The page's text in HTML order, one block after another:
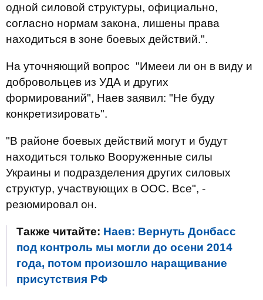
одной силовой структуры, официально,
согласно нормам закона, лишены права
находиться в зоне боевых действий.".
На уточняющий вопрос "Имееи ли он в виду и
добровольцев из УДА и других
формирований", Наев заявил: "Не буду
конкретизировать".
"В районе боевых действий могут и будут
находиться только Вооруженные силы
Украины и подразделения других силовых
структур, участвующих в ООС. Все", -
резюмировал он.
Также читайте: Наев: Вернуть Донбасс
под контроль мы могли до осени 2014
года, потом произошло наращивание
присутствия РФ